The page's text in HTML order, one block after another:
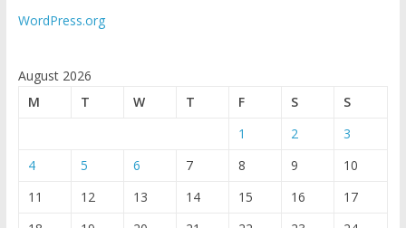
WordPress.org
August 2026
M
T W T F S
S
1
2
3
4
5 6 7 8 9
10
11
12 13 14 15 16
17